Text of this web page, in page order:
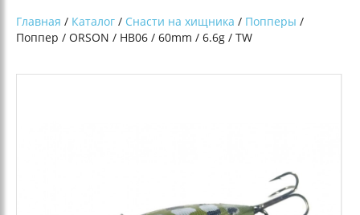
Главная / Каталог / Снасти на хищника / Попперы /
Поппер / ORSON / HB06 / 60mm / 6.6g / TW